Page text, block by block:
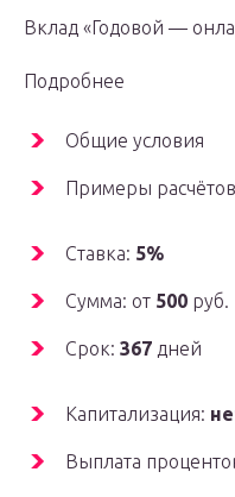
Вклад «Годовой —
Подробнее
Общие условия
Примеры расчётов
Ставка: 5%
Сумма: от 500 руб.
Срок: 367 дней
Капитализация:
Выплата